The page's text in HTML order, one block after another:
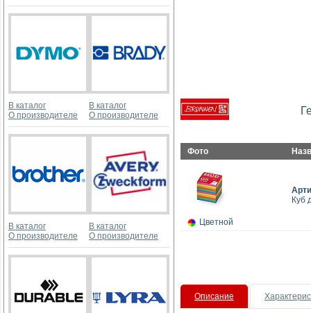
В каталог
О производителе
В каталог
О производителе
В каталог
О производителе
В каталог
О производителе
Фото
Цветной
Куб
Описание